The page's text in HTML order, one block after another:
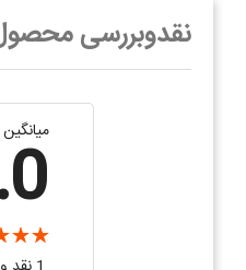
نقدوبررسی
میانگین